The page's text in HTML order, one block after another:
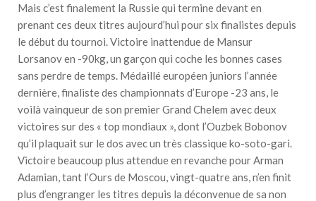
Mais c’est finalement la Russie qui termine devant en
prenant ces deux titres aujourd’hui pour six finalistes depuis
le début du tournoi. Victoire inattendue de Mansur
Lorsanov en -90kg, un garçon qui coche les bonnes cases
sans perdre de temps. Médaillé européen juniors l’année
dernière, finaliste des championnats d’Europe -23 ans, le
voilà vainqueur de son premier Grand Chelem avec deux
victoires sur des « top mondiaux », dont l’Ouzbek Bobonov
qu’il plaquait sur le dos avec un très classique ko-soto-gari.
Victoire beaucoup plus attendue en revanche pour Arman
Adamian, tant l’Ours de Moscou, vingt-quatre ans, n’en finit
plus d’engranger les titres depuis la déconvenue de sa non